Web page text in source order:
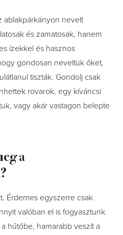
ablakpárkányon nevelt
és zamatosak, hanem
ízekkel és hasznos
gondosan neveltük őket,
tiszták. Gondolj csak
rovarok, egy kíváncsi
vagy akár vastagon belepte
a
Érdemes egyszerre csak
valóban el is fogyasztunk
hűtőbe, hamarabb veszít a